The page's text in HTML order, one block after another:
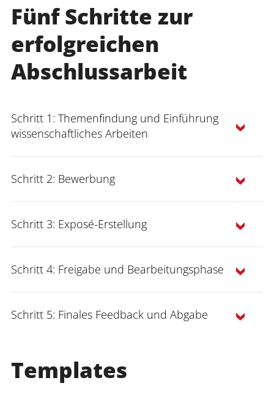
Fünf Schritte zur
erfolgreichen
Abschlussarbeit
Schritt 1: Themenfindung und Einführung
wissenschaftliches Arbeiten
Forschungsthema
Schritt 2: Bewerbung
Motivationsschreiben (Vor-Exposé)
Schritt 3: Exposé-Erstellung
Schritt 4: Freigabe und Bearbeitungsphase
Schritt 5: Finales Feedback und Abgabe
Abgabetermin
finales Feedback
Templates